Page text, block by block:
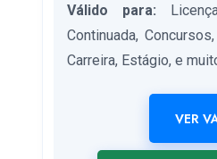
Válido para:
Continuada,
Carreira, Estágio, e
VER